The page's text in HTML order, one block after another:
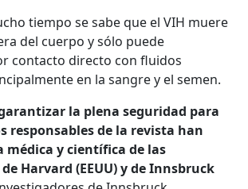
tiempo se sabe que el VIH muere
del cuerpo y sólo puede
contacto directo con fluidos
en la sangre y el semen.
la plena seguridad para
responsables de la revista han
médica y científica de las
Harvard (EEUU) y de Innsbruck